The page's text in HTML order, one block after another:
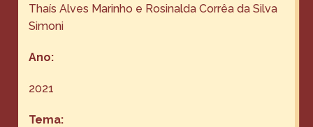
Thaís Alves Marinho e Rosinalda Corrêa da Silva
Simoni
Ano:
2021
Tema: